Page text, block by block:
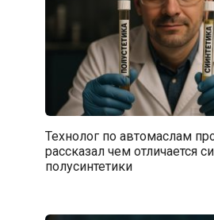
Технолог по автомаслам
рассказал чем отличается
полусинтетики